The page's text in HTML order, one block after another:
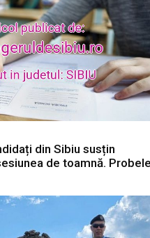
din Sibiu susțin
de toamnă. Probele